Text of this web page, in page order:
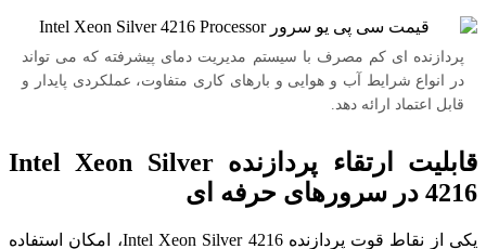
پردازنده ای کم مصرف با سیستم مدیریت دمای پیشرفته که می تواند
در انواع شرایط آب و هوایی و بارهای کاری متفاوت، عملکردی پایدار و
قابل اعتماد ارائه دهد.
قابلیت ارتقاء پردازنده Intel Xeon Silver
4216 در سرورهای حرفه‌ ای
یکی از نقاط قوت پردازنده Intel Xeon Silver 4216، امکان استفاده